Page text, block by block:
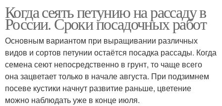
Когда сеять петунию на рассаду в
России. Сроки посадочных работ
Основным вариантом при выращивании различных
видов и сортов петунии остаётся посадка рассады. Когда
семена сеют непосредственно в грунт, то чаще всего
она зацветает только в начале августа. При подзимнем
посеве кустики начнут развитие раньше, цветение
можно наблюдать уже в конце июля.